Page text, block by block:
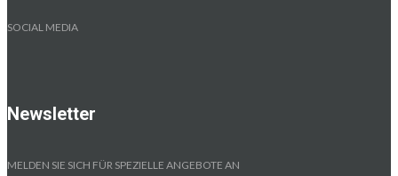
SOCIAL MEDIA
Newsletter
MELDEN SIE SICH FÜR SPEZIELLE ANGEBOTE AN